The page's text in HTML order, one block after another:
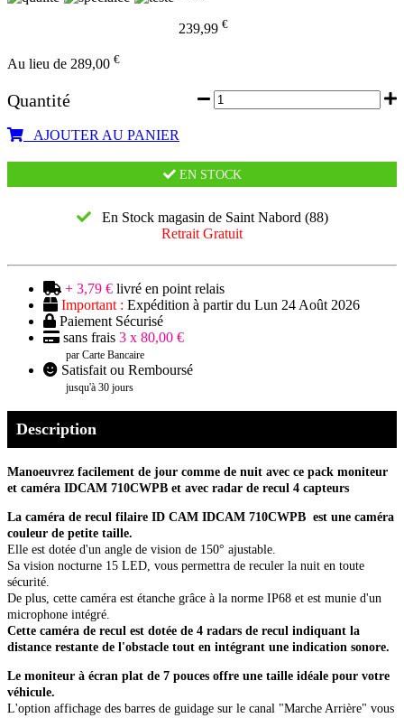
239,99 €
Au lieu de 289,00 €
Quantité
AJOUTER AU PANIER
EN STOCK
En Stock magasin de Saint Nabord (88)
Retrait Gratuit
+ 3,79 € livré en point relais
Important : Expédition à partir du Lun 24 Août 2026
Paiement Sécurisé
sans frais 3 x 80,00 €
par Carte Bancaire
Satisfait ou Remboursé
jusqu'à 30 jours
Description
Manoeuvrez facilement de jour comme de nuit avec ce pack moniteur
et caméra IDCAM 710CWPB et avec radar de recul 4 capteurs
La caméra de recul filaire ID CAM IDCAM 710CWPB est une caméra
couleur de petite taille.
Elle est dotée d'un angle de vision de 150° ajustable.
Sa vision nocturne 15 LED, vous permettra de reculer la nuit en toute
sécurité.
De plus, cette caméra est étanche grâce à la norme IP68 et est munie d'un
microphone intégré.
Cette caméra de recul est dotée de 4 radars de recul indiquant la
distance restante de l'obstacle tout en intégrant une indication sonore.
Le moniteur à écran plat de 7 pouces offre une taille idéale pour votre
véhicule.
L'option affichage des barres de guidage sur le canal "Marche Arrière" vous